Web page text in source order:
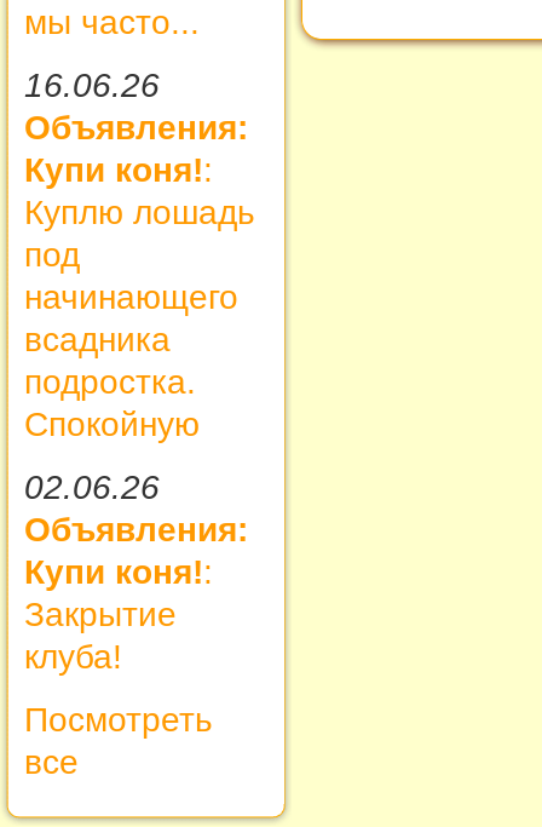
мы часто...
16.06.26
Объявления:
Купи коня!:
Куплю лошадь
под
начинающего
всадника
подростка.
Спокойную
02.06.26
Объявления:
Купи коня!:
Закрытие
клуба!
Посмотреть
все